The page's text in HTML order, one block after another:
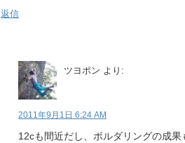
返信
ツヨポン より:
2011年9月1日 6:24 AM
12cも間近だし、ボルダリングの成果